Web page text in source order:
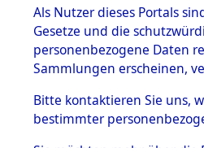
Effekten
1.2.9.1
Effekten aus
dem KZ
Dachau
1.2.9.2
Effekten aus
dem KZ
Als Nutzer dieses Portals
Gesetze und die
personenbezogene Daten
Sammlungen erscheinen,
Bitte kontaktieren Sie uns,
bestimmter